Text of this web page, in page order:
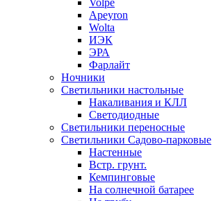
Apeyron
Wolta
ИЭК
ЭРА
Фарлайт
Ночники
Светильники настольные
Накаливания и КЛЛ
Светодиодные
Светильники переносные
Светильники Садово-парковые
Настенные
Встр. грунт.
Кемпинговые
На солнечной батарее